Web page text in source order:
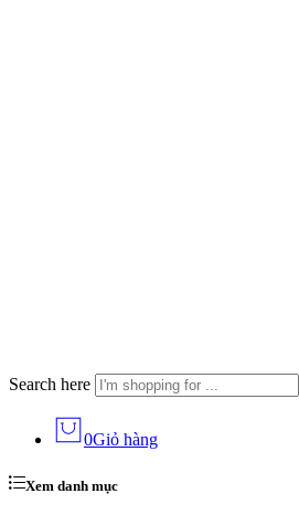
Search here
0Giỏ hàng
Xem danh mục